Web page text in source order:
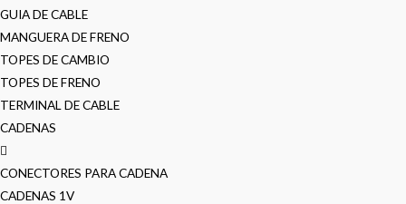
GUIA DE CABLE
MANGUERA DE FRENO
TOPES DE CAMBIO
TOPES DE FRENO
TERMINAL DE CABLE
CADENAS
CONECTORES PARA CADENA
CADENAS 1V